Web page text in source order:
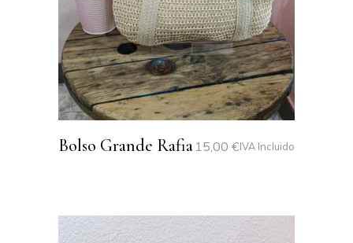
Bolso Grande Rafia 15,00 €IVA Incluido